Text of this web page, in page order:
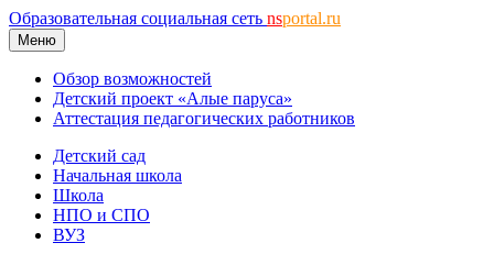
Образовательная социальная сеть nsportal.ru
Меню
Обзор возможностей
Детский проект «Алые паруса»
Аттестация педагогических работников
Детский сад
Начальная школа
Школа
НПО и СПО
ВУЗ